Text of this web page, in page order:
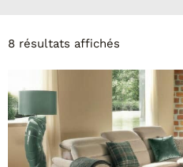
PAR FORME
8 résultats affichés